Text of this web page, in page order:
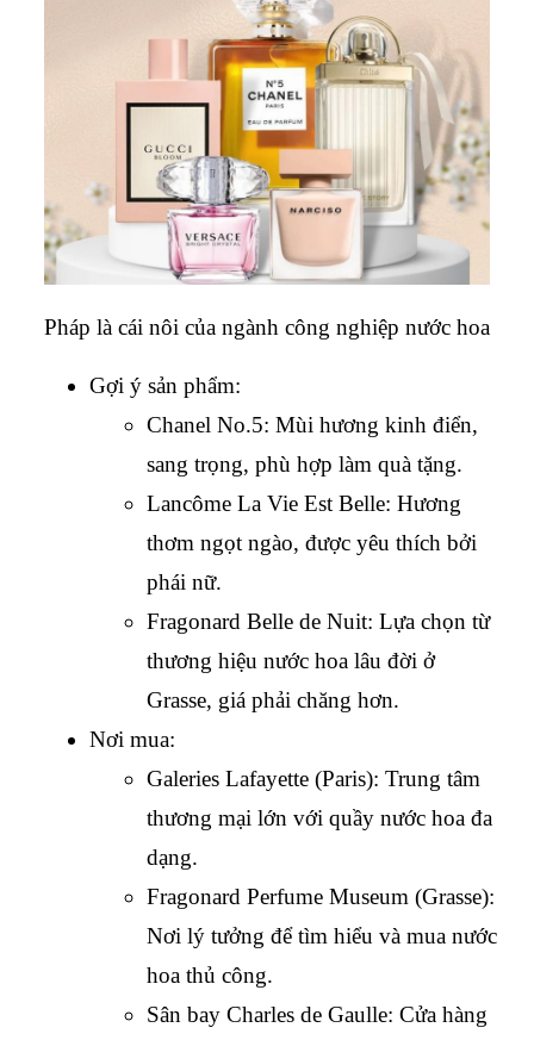
Pháp là cái nôi của ngành công nghiệp nước hoa
Gợi ý sản phẩm:
Chanel No.5: Mùi hương kinh điển,
sang trọng, phù hợp làm quà tặng.
Lancôme La Vie Est Belle: Hương
thơm ngọt ngào, được yêu thích bởi
phái nữ.
Fragonard Belle de Nuit: Lựa chọn từ
thương hiệu nước hoa lâu đời ở
Grasse, giá phải chăng hơn.
Nơi mua:
Galeries Lafayette (Paris): Trung tâm
thương mại lớn với quầy nước hoa đa
dạng.
Fragonard Perfume Museum (Grasse):
Nơi lý tưởng để tìm hiểu và mua nước
hoa thủ công.
Sân bay Charles de Gaulle: Cửa hàng